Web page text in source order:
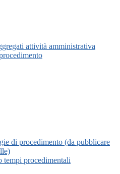
attività amministrativa
di procedimento (da pubblicare
tempi procedimentali